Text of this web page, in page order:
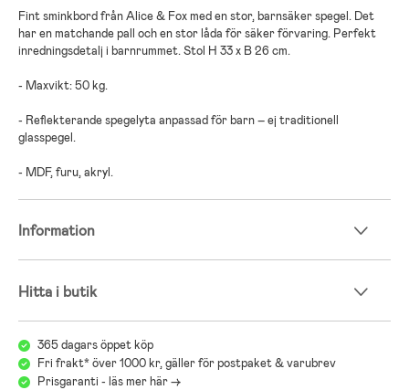
Fint sminkbord från Alice & Fox med en stor, barnsäker spegel. Det
har en matchande pall och en stor låda för säker förvaring. Perfekt
inredningsdetalj i barnrummet. Stol H 33 x B 26 cm.
- Maxvikt: 50 kg.
- Reflekterande spegelyta anpassad för barn – ej traditionell
glasspegel.
- MDF, furu, akryl.
Information
Hitta i butik
365 dagars öppet köp
Fri frakt* över 1000 kr, gäller för postpaket & varubrev
Prisgaranti - läs mer här ->